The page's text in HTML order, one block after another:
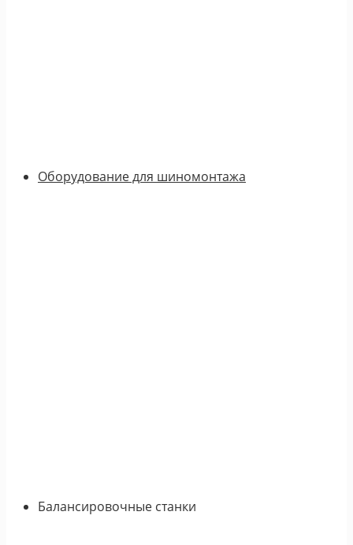
Оборудование для шиномонтажа
Балансировочные станки